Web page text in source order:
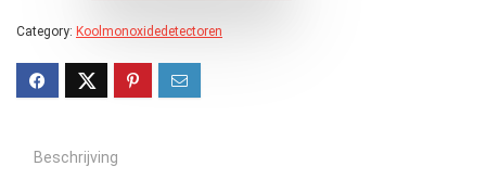
Category: Koolmonoxidedetectoren
Beschrijving